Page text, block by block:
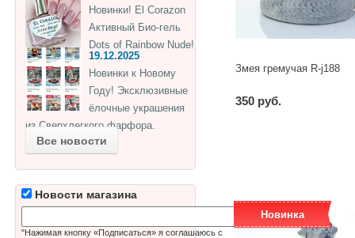
Змея гремучая R-j188
350 руб.
Новинка
Новинки! El Corazon
Активный Био-гель
Dots of Rainbow Nude!
19.12.2025
Новинки к Новому
Году! Эксклюзивные
ёлочные украшения
из Сверхлегкого фарфора.
Все новости
Новости магазина
"Нажимая кнопку «Подписаться» я соглашаюсь с